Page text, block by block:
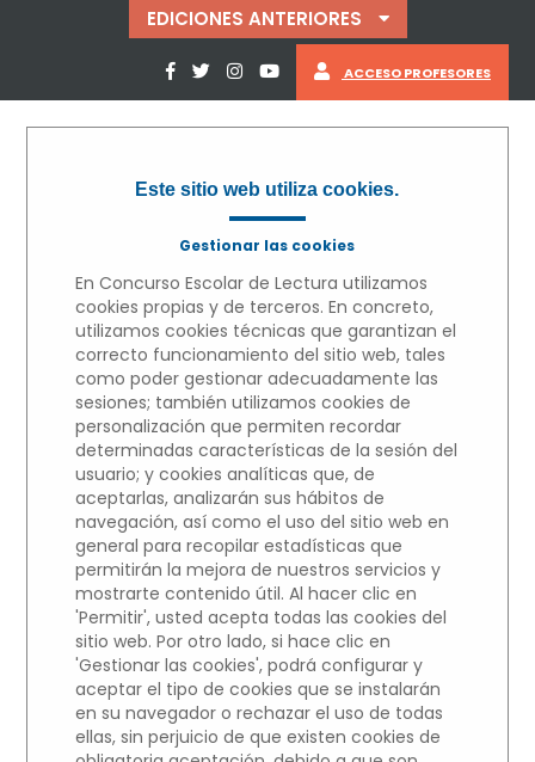
EDICIONES ANTERIORES
ACCESO PROFESORES
« VOLVER
MICRORRELATOS
Edición 2022/2023
Participantes del centros educativo
Colegio Alarcón
NIVEL 3: Alumnos de 1 y 2 de
BACHILLERATO
Haz clic sobre el nombre del
Este sitio web utiliza cookies.
Gestionar las cookies
En Concurso Escolar de Lectura utilizamos
cookies propias y de terceros. En concreto,
utilizamos cookies técnicas que garantizan el
correcto funcionamiento del sitio web, tales
como poder gestionar adecuadamente las
sesiones; también utilizamos cookies de
personalización que permiten recordar
determinadas características de la sesión del
usuario; y cookies analíticas que, de
aceptarlas, analizarán sus hábitos de
navegación, así como el uso del sitio web en
general para recopilar estadísticas que
permitirán la mejora de nuestros servicios y
mostrarte contenido útil. Al hacer clic en
'Permitir', usted acepta todas las cookies del
sitio web. Por otro lado, si hace clic en
'Gestionar las cookies', podrá configurar y
aceptar el tipo de cookies que se instalarán
en su navegador o rechazar el uso de todas
ellas, sin perjuicio de que existen cookies de